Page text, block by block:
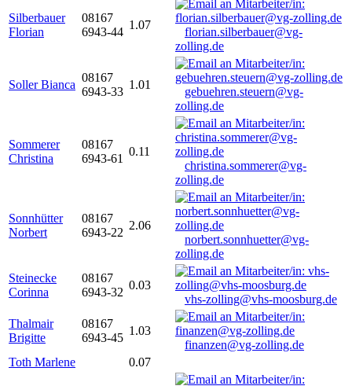
Silberbauer
Florian
08167
6943-44
1.07
florian.silberbauer@vg-
zolling.de
Soller Bianca
08167
6943-33
1.01
gebuehren.steuern@vg-
zolling.de
Sommerer
Christina
08167
6943-61
0.11
christina.sommerer@vg-
zolling.de
Sonnhütter
Norbert
08167
6943-22
2.06
norbert.sonnhuetter@vg-
zolling.de
Steinecke
Corinna
08167
6943-32
0.03
vhs-zolling@vhs-moosburg.de
Thalmair
Brigitte
08167
6943-45
1.03
finanzen@vg-zolling.de
Toth Marlene
0.07